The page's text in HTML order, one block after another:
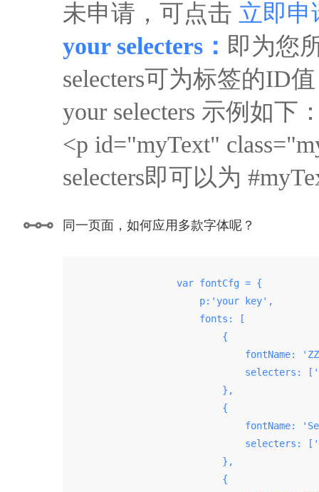
未申请，可点击 立即申
your selecters： 即为您
selecters可为标签的ID
your selecters 示例如下
<p id="myText"
selecters即可以为
同一页面，如何应用多款字体呢？
                    var fontCfg = {
                        p:'your key',
                        fonts: [
                            {
fontName:
selecters:
                            },
                            {
fontName:
selecters:
                            },
                            {